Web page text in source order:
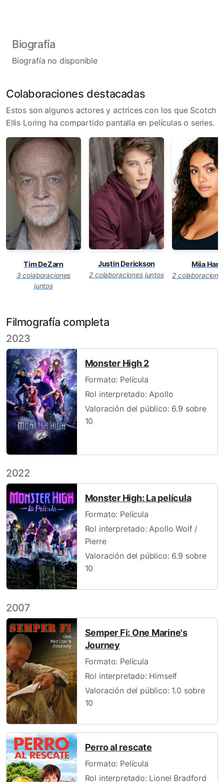
Biografía
Biografía no disponible
Colaboraciones destacadas
Estos son algunos actores y actrices con los que Scotch
Ellis Loring ha compartido pantalla en películas o series.
Tim DeZarn
3 colaboraciones
juntos
Justin Derickson
2 colaboraciones juntos
Miia
2
Filmografía completa
2023
Monster High 2
Formato: Película
Rol interpretado: Apollo
Valoración del público: 6.9 sobre
10
2022
Monster High: La película
Formato: Película
Rol interpretado: Apollo Wolf /
Pierre
Valoración del público: 6.9 sobre
10
2007
Semper Fi: One Marine's
Journey
Formato: Película
Rol interpretado: Himself
Valoración del público: 1.0 sobre
10
Perro al rescate
Formato: Película
Rol interpretado: Lionel Bradford